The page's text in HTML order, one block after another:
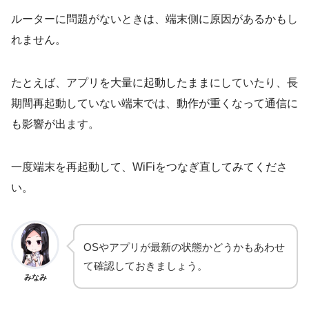
ルーターに問題がないときは、端末側に原因があるかもし
れません。
たとえば、アプリを大量に起動したままにしていたり、長
期間再起動していない端末では、動作が重くなって通信に
も影響が出ます。
一度端末を再起動して、WiFiをつなぎ直してみてくださ
い。
みなみ
OSやアプリが最新の状態かどうかもあわせ
て確認しておきましょう。